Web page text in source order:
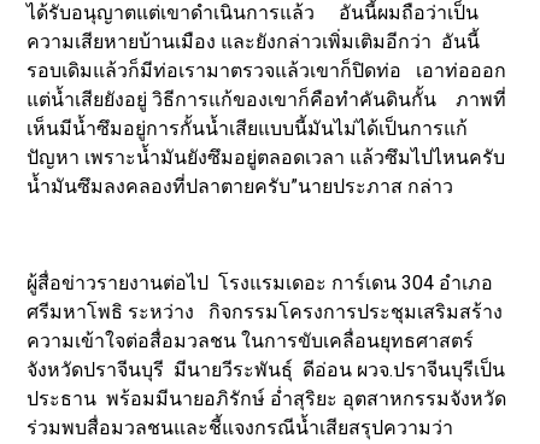
ได้รับอนุญาตแต่เขาดำเนินการแล้ว อันนี้ผมถือว่าเป็น
ความเสียหายบ้านเมือง และยังกล่าวเพิ่มเติมอีกว่า อันนี้
รอบเดิมแล้วก็มีท่อเรามาตรวจแล้วเขาก็ปิดท่อ เอาท่อออก
แต่น้ำเสียยังอยู่ วิธีการแก้ของเขาก็คือทำคันดินกั้น ภาพที่
เห็นมีน้ำซึมอยู่การกั้นน้ำเสียแบบนี้มันไม่ได้เป็นการแก้
ปัญหา เพราะน้ำมันยังซึมอยู่ตลอดเวลา แล้วซึมไปไหนครับ
น้ำมันซึมลงคลองที่ปลาตายครับ”นายประภาส กล่าว
ผู้สื่อข่าวรายงานต่อไป โรงแรมเดอะ การ์เดน 304 อำเภอ
ศรีมหาโพธิ ระหว่าง กิจกรรมโครงการประชุมเสริมสร้าง
ความเข้าใจต่อสื่อมวลชน ในการขับเคลื่อนยุทธศาสตร์
จังหวัดปราจีนบุรี มีนายวีระพันธุ์ ดีอ่อน ผวจ.ปราจีนบุรีเป็น
ประธาน พร้อมมีนายอภิรักษ์ อ่ำสุริยะ อุตสาหกรรมจังหวัด
ร่วมพบสื่อมวลชนและชี้แจงกรณีน้ำเสียสรุปความว่า